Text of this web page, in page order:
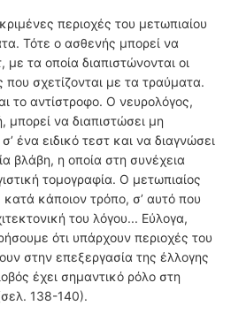
περιοχές του μετωπιαίου
Τότε ο ασθενής μπορεί να
τα οποία διαπιστώνονται οι
που σχετίζονται με τα τραύματα.
το αντίστροφο. Ο νευρολόγος,
να διαπιστώσει μη
ένα ειδικό τεστ και να διαγνώσει
βλάβη, η οποία στη συνέχεια
τομογραφία. Ο μετωπιαίος
κάποιον τρόπο, σ’ αυτό που
του λόγου... Εύλογα,
ότι υπάρχουν περιοχές του
στην επεξεργασία της έλλογης
έχει σημαντικό ρόλο στη
138-140).